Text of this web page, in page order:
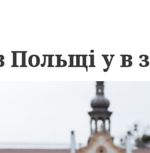
Польщі у